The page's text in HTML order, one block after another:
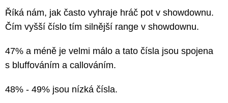
Říká nám, jak často vyhraje hráč pot v showdownu.
Čím vyšší číslo tím silnější range v showdownu.
47% a méně je velmi málo a tato čísla jsou spojena
s bluffováním a callováním.
48% - 49% jsou nízká čísla.